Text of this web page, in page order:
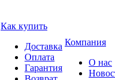
Как купить
Доставка
Оплата
Гарантия
Компания
О нас